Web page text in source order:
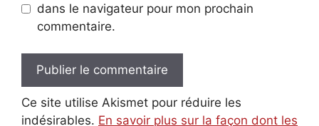
dans le navigateur pour mon prochain
commentaire.
Ce site utilise Akismet pour réduire les
indésirables. En savoir plus sur la façon dont les